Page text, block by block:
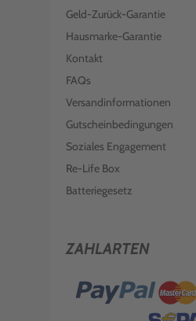
Geld-Zurück-Garantie
Hausmarke-Garantie
Kontakt
FAQs
Versandinformationen
Gutscheinbedingungen
Soziales Engagement
Re-Life Box
Batteriegesetz
ZAHLARTEN